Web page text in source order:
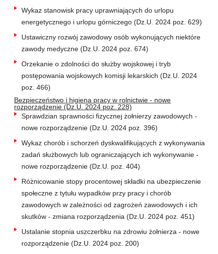
Wykaz stanowisk pracy uprawniających do urlopu
energetycznego i urlopu górniczego (Dz.U. 2024 poz. 629)
Ustawiczny rozwój zawodowy osób wykonujących niektóre
zawody medyczne (Dz.U. 2024 poz. 674)
Orzekanie o zdolności do służby wojskowej i tryb
postępowania wojskowych komisji lekarskich (Dz.U. 2024
poz. 466)
Bezpieczeństwo i higiena pracy w rolnictwie - nowe
rozporządzenie (Dz.U. 2024 poz. 228)
Sprawdzian sprawności fizycznej żołnierzy zawodowych -
nowe rozporządzenie (Dz.U. 2024 poz. 396)
Wykaz chorób i schorzeń dyskwalifikujących z wykonywania
zadań służbowych lub ograniczających ich wykonywanie -
nowe rozporządzenie (Dz.U. poz. 404)
Różnicowanie stopy procentowej składki na ubezpieczenie
społeczne z tytułu wypadków przy pracy i chorób
zawodowych w zależności od zagrożeń zawodowych i ich
skutków - zmiana rozporządzenia (Dz.U. 2024 poz. 451)
Ustalanie stopnia uszczerbku na zdrowiu żołnierza - nowe
rozporządzenie (Dz.U. 2024 poz. 200)